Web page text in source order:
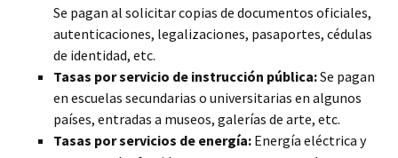
Se pagan al solicitar copias de documentos oficiales,
autenticaciones, legalizaciones, pasaportes, cédulas
de identidad, etc.
Tasas por servicio de instrucción pública:Se pagan
en escuelas secundarias o universitarias en algunos
países, entradas a museos, galerías de arte, etc.
Tasas por servicios de energía: Energía eléctrica y